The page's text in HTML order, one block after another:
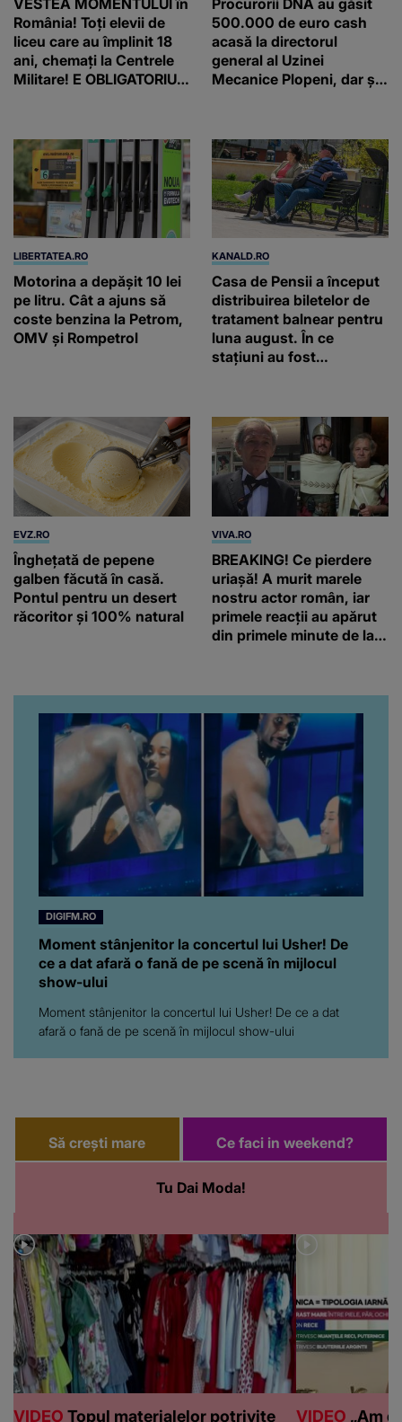
România! Toți elevii de
liceu care au împlinit 18
ani, chemați la Centrele
Militare! E OBLIGATORIU.
500.000 de euro cash
acasă la directorul
general al Uzinei
Mecanice Plopeni, dar și
LIBERTATEA.RO
Motorina a depășit 10 lei
pe litru. Cât a ajuns să
coste benzina la Petrom,
OMV și Rompetrol
KANALD.RO
Casa de Pensii a început
distribuirea biletelor de
tratament balnear pentru
luna august. În ce
stațiuni au fost
EVZ.RO
Înghețată de pepene
galben făcută în casă.
Pontul pentru un desert
răcoritor și 100% natural
VIVA.RO
BREAKING! Ce pierdere
uriașă! A murit marele
nostru actor român, iar
primele reacții au apărut
din primele minute de la
pentru el...” Ce s-a aflat
până în acest moment
DIGIFM.RO
Moment stânjenitor la concertul lui Usher! De
ce a dat afară o fană de pe scenă în mijlocul
show-ului
Moment stânjenitor la concertul lui Usher! De ce a dat
afară o fană de pe scenă în mijlocul show-ului
Să crești mare
Tu Dai Moda!
Ce faci in weekend?
VIDEO Topul materialelor potrivite
VIDEO „Am